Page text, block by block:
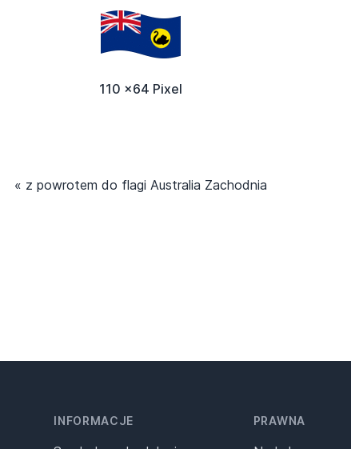
110 x64 Pixel
« z powrotem do flagi Australia Zachodnia
INFORMACJE PRAWNA